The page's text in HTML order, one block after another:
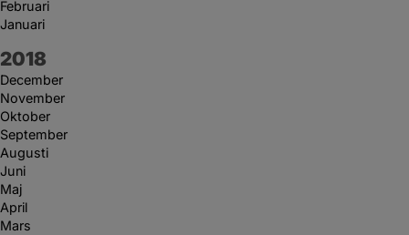
Februari
Januari
År:
2018
December
November
Oktober
September
Augusti
Juni
Maj
April
Mars